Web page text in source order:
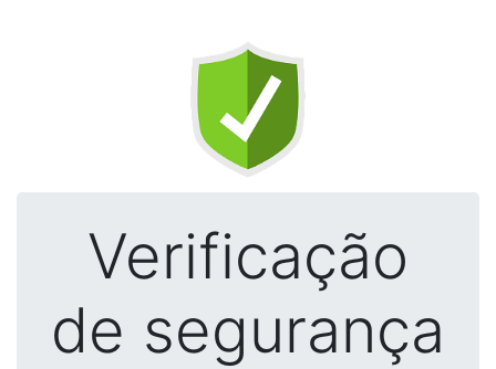
Verificação
de segurança